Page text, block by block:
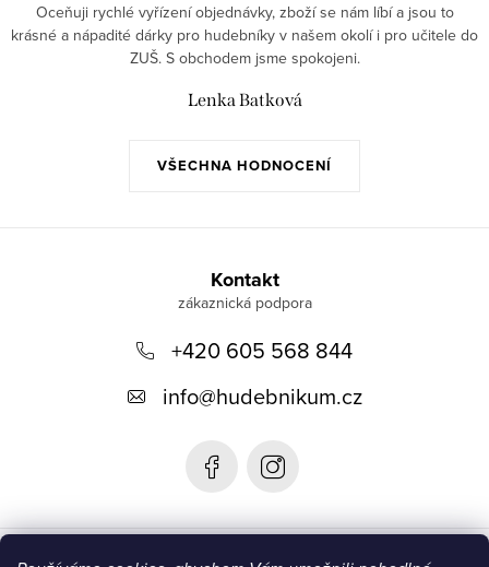
VŠECHNA HODNOCENÍ
Oceňuji rychlé vyřízení objednávky, zboží se nám líbí a jsou to
krásné a nápadité dárky pro hudebníky v našem okolí i pro učitele do
ZUŠ. S obchodem jsme spokojeni.
Lenka Batková
Kontakt
+420 605 568 844
info@hudebnikum.cz
Informace